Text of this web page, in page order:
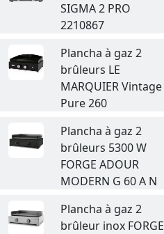
SIGMA 2 PRO
2210867
Plancha à gaz 2
brûleurs LE
MARQUIER Vintage
Pure 260
Plancha à gaz 2
brûleurs 5300 W
FORGE ADOUR
MODERN G 60 A N
Plancha à gaz 2
brûleur inox FORGE